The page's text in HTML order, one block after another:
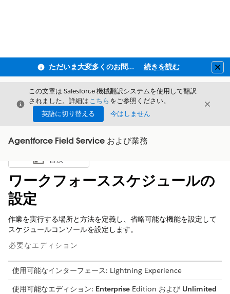
ただいま大変多くのお問い合わせをいただいており、ご連絡までにお時間を頂戴しております 続きを読む
閉じる
この文章は Salesforce 機械翻訳システムを使用して翻訳
されました。詳細はこちら をご参照ください。
英語に切り替える
今はしません
閉じる
Agentforce Field Service および業務
目次を表示
目次
ワークフォーススケジュールの
設定
作業を実行する場所と方法を定義し、省略可能な機能を設定して
スケジュールコンソールを設定します。
必要なエディション
使用可能なインターフェース: Lightning Experience
使用可能なエディション: Enterprise Edition および Unlimited